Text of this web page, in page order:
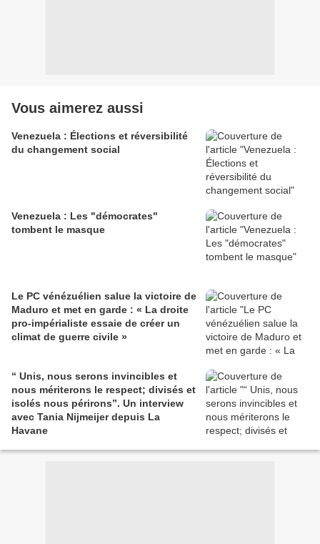
Vous aimerez aussi
Venezuela : Élections et réversibilité
du changement social
Venezuela : Les "démocrates"
tombent le masque
Le PC vénézuélien salue la victoire de
Maduro et met en garde : « La droite
pro-impérialiste essaie de créer un
climat de guerre civile »
“ Unis, nous serons invincibles et
nous mériterons le respect; divisés et
isolés nous périrons”. Un interview
avec Tania Nijmeijer depuis La
Havane